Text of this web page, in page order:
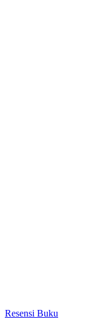
Resensi Buku